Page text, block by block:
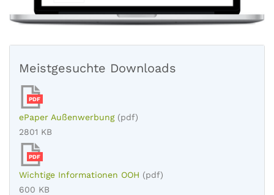
Meistgesuchte Downloads
PDF
ePaper Außenwerbung (pdf)
2801 KB
PDF
Wichtige Informationen OOH (pdf)
600 KB